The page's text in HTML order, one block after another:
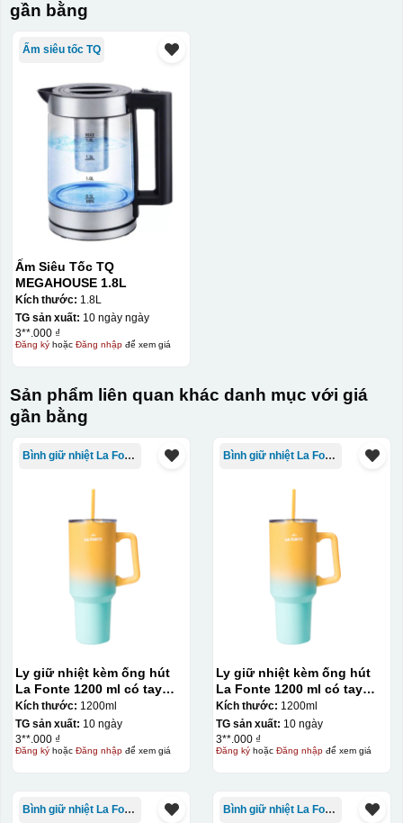
gần bằng
Ấm siêu tốc TQ
Ấm Siêu Tốc TQ
MEGAHOUSE 1.8L
Kích thước: 1.8L
TG sản xuất: 10 ngày ngày
3**.000 ₫
Đăng kýhoặc Đăng nhậpđể xem giá
Sản phẩm liên quan khác danh mục với giá
gần bằng
Bình giữ nhiệt La Fonte
Ly giữ nhiệt kèm ống hút
La Fonte 1200 ml có tay
cầm – 012317
Kích thước: 1200ml
TG sản xuất: 10 ngày
3**.000 ₫
Đăng kýhoặc Đăng nhậpđể xem giá
Bình giữ nhiệt La Fonte
Ly giữ nhiệt kèm ống hút
La Fonte 1200 ml có tay
cầm – 012317
Kích thước: 1200ml
TG sản xuất: 10 ngày
3**.000 ₫
Đăng kýhoặc Đăng nhậpđể xem giá
Bình giữ nhiệt La Fonte Bình giữ nhiệt La Fonte